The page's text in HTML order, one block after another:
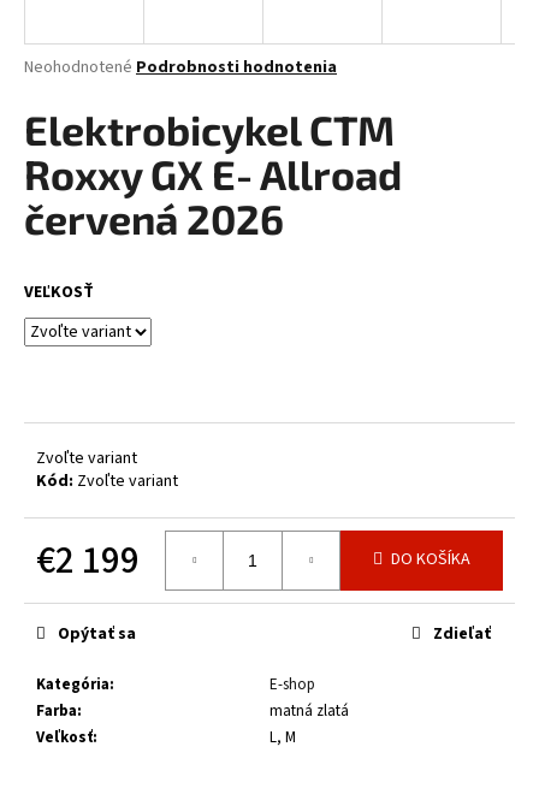
Priemerné
produktu
je
0,0
z
5
hviezdičiek.
Neohodnotené Podrobnosti hodnotenia
Elektrobicykel CTM
Roxxy GX E- Allroad
červená 2026
VEĽKOSŤ
Zvoľte variant
Kód: Zvoľte variant
€2 199
cena:
DO KOŠÍKA
Kategória:
E-shop
Farba:
matná zlatá
Veľkosť: L, M
Opýtať sa Zdieľať
j
ť
?
o
ú
m
DETSKÁ
PRILBA
CTM